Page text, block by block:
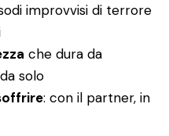
improvvisi di terrore
che dura da
solo
: con il partner, in